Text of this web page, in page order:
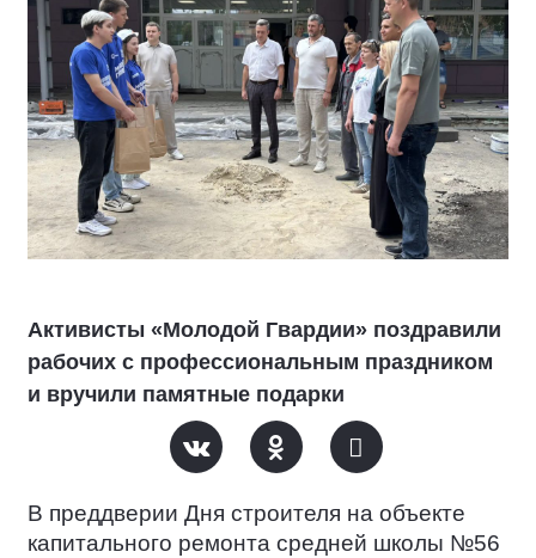
Активисты «Молодой Гвардии» поздравили
рабочих с профессиональным праздником
и вручили памятные подарки
В преддверии Дня строителя на объекте
капитального ремонта средней школы №56